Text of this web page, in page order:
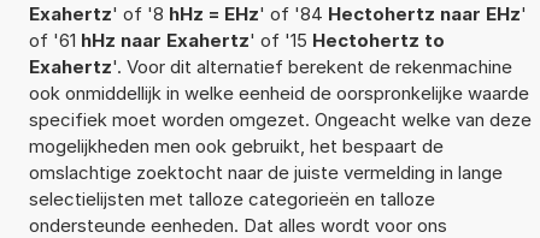
Exahertz' of '8 hHz = EHz' of '84 Hectohertz naar EHz'
of '61 hHz naar Exahertz' of '15 Hectohertz to
Exahertz'. Voor dit alternatief berekent de rekenmachine
ook onmiddellijk in welke eenheid de oorspronkelijke waarde
specifiek moet worden omgezet. Ongeacht welke van deze
mogelijkheden men ook gebruikt, het bespaart de
omslachtige zoektocht naar de juiste vermelding in lange
selectielijsten met talloze categorieën en talloze
ondersteunde eenheden. Dat alles wordt voor ons